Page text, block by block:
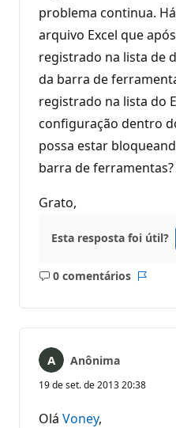
problema continua.
arquivo Excel que
registrado na lista de
da barra de
registrado na lista do
configuração dentro
possa estar
barra de ferramentas?
Grato,
Esta resposta foi útil?
0 comentários
Sem
Anônima
19 de set. de 2013 20:38
Olá Voney,